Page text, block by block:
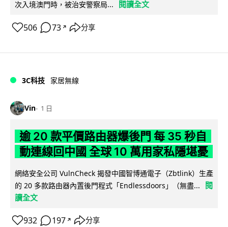
次入境澳門時，被治安警察局... 閱讀全文
506 73 ↗ 分享
3C科技 家居無線
Vin 1 日
逾 20 款平價路由器爆後門 每 35 秒自
動連線回中國 全球 10 萬用家私隱堪憂
網絡安全公司 VulnCheck 揭發中國智博通電子（Zbtlink）生產
的 20 多款路由器內置後門程式「Endlessdoors」（無盡...
閱
讀全文
932 197 ↗ 分享